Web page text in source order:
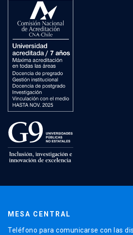
MESA CENTRAL
Teléfono para comunicarse con las